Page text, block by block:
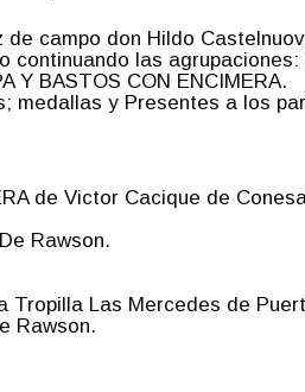
campo don Hildo
continuando las
Y BASTOS CON ENCIMERA.
medallas y Presentes a los
de Victor Cacique de
Rawson.
Tropilla Las Mercedes de
Rawson.